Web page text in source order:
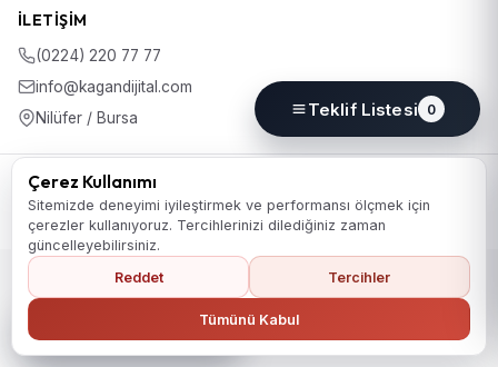
İLETIŞIM
(0224) 220 77 77
info@kagandijital.com
Nilüfer / Bursa
© 2026 KD Promosyon. Tüm hakları saklıdır.
KoleksiyonHakkımızdaİletişimKVKK Aydınlatma Metni
Gizlilik PolitikasıÇerez PolitikasıÇerez Tercihleri
Ana Sayfaya Dön
Teklif Listesi 0
Çerez Kullanımı
Sitemizde deneyimi iyileştirmek ve performansı ölçmek için
çerezler kullanıyoruz. Tercihlerinizi dilediğiniz zaman
güncelleyebilirsiniz.
Reddet
Tercihler
Tümünü Kabul